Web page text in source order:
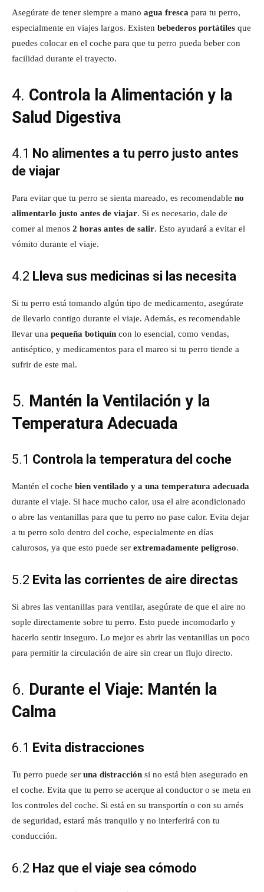
Asegúrate de tener siempre a mano agua fresca para tu perro,
especialmente en viajes largos. Existen bebederos portátiles que
puedes colocar en el coche para que tu perro pueda beber con
facilidad durante el trayecto.
4. Controla la Alimentación y la
Salud Digestiva
4.1 No alimentes a tu perro justo antes
de viajar
Para evitar que tu perro se sienta mareado, es recomendable no
alimentarlo justo antes de viajar. Si es necesario, dale de
comer al menos 2 horas antes de salir. Esto ayudará a evitar el
vómito durante el viaje.
4.2 Lleva sus medicinas si las necesita
Si tu perro está tomando algún tipo de medicamento, asegúrate
de llevarlo contigo durante el viaje. Además, es recomendable
llevar una pequeña botiquín con lo esencial, como vendas,
antiséptico, y medicamentos para el mareo si tu perro tiende a
sufrir de este mal.
5. Mantén la Ventilación y la
Temperatura Adecuada
5.1 Controla la temperatura del coche
Mantén el coche bien ventilado y a una temperatura adecuada
durante el viaje. Si hace mucho calor, usa el aire acondicionado
o abre las ventanillas para que tu perro no pase calor. Evita dejar
a tu perro solo dentro del coche, especialmente en días
calurosos, ya que esto puede ser extremadamente peligroso.
5.2 Evita las corrientes de aire directas
Si abres las ventanillas para ventilar, asegúrate de que el aire no
sople directamente sobre tu perro. Esto puede incomodarlo y
hacerlo sentir inseguro. Lo mejor es abrir las ventanillas un poco
para permitir la circulación de aire sin crear un flujo directo.
6. Durante el Viaje: Mantén la
Calma
6.1 Evita distracciones
Tu perro puede ser una distracción si no está bien asegurado en
el coche. Evita que tu perro se acerque al conductor o se meta en
los controles del coche. Si está en su transportín o con su arnés
de seguridad, estará más tranquilo y no interferirá con tu
conducción.
6.2 Haz que el viaje sea cómodo